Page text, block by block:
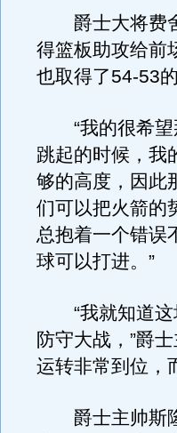
爵士大将费舍
得篮板助攻给前
也取得了54-53的
“我的很希望
跳起的时候，我
够的高度，因此
们可以把火箭的
总抱着一个错误
球可以打进。”
“我就知道这
防守大战，”爵
运转非常到位，
爵士主帅斯隆